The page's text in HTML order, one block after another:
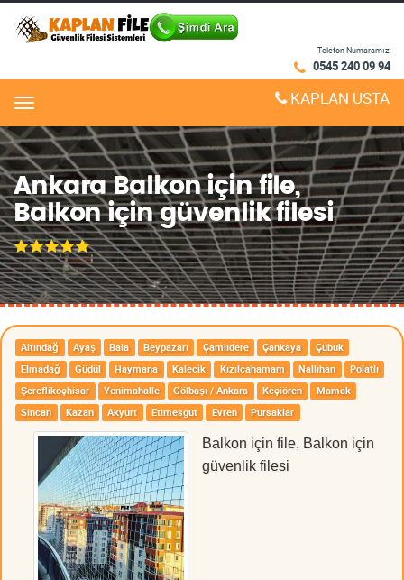
Telefon Numaramız:
0545 240 09 94
Menu KAPLAN USTA
Ankara Balkon için file,
Balkon için güvenlik filesi
Altındağ Ayaş Bala Beypazarı Çamlıdere Çankaya
Çubuk
Elmadağ
Güdül Haymana Kalecik Kızılcahamam Nallıhan
Polatlı
Şereflikoçhisar
Yenimahalle Gölbaşı / Ankara Keçiören
Mamak
Sincan
Kazan Akyurt Etimesgut Evren Pursaklar
Balkon için file, Balkon için
güvenlik filesi